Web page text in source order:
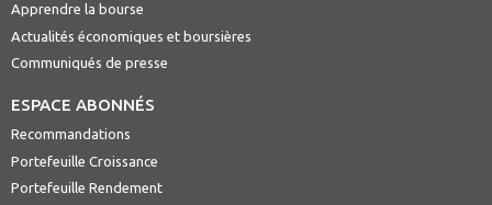
Apprendre la bourse
Actualités économiques et boursières
Communiqués de presse
ESPACE ABONNÉS
Recommandations
Portefeuille Croissance
Portefeuille Rendement